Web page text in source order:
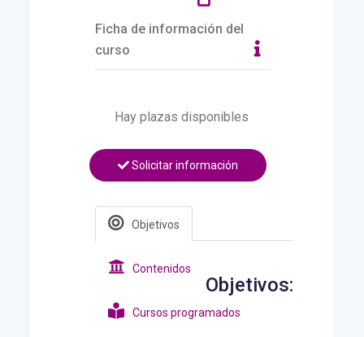
Ficha de información del
curso
Hay plazas disponibles
Solicitar información
Objetivos
Contenidos
Cursos programados
Objetivos: